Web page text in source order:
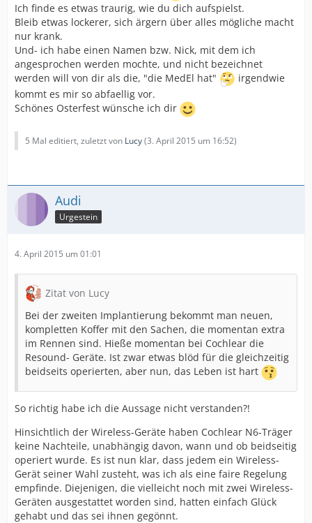
Ich finde es etwas traurig, wie du dich aufspielst.
Bleib etwas lockerer, sich ärgern über alles mögliche macht
nur krank.
Und- ich habe einen Namen bzw. Nick, mit dem ich
angesprochen werden mochte, und nicht bezeichnet
werden will von dir als die, "die MedEl hat"
irgendwie
kommt es mir so abfaellig vor.
Schönes Osterfest wünsche ich dir
5 Mal editiert, zuletzt von Lucy(3. April 2015 um 16:52)
Audi
Urgestein
4. April 2015 um 01:01
Zitat von Lucy
Bei der zweiten Implantierung bekommt man neuen,
kompletten Koffer mit den Sachen, die momentan extra
im Rennen sind. Hieße momentan bei Cochlear die
Resound- Geräte. Ist zwar etwas blöd für die gleichzeitig
beidseits operierten, aber nun, das Leben ist hart
So richtig habe ich die Aussage nicht verstanden?!
Hinsichtlich der Wireless-Geräte haben Cochlear N6-Träger
keine Nachteile, unabhängig davon, wann und ob beidseitig
operiert wurde. Es ist nun klar, dass jedem ein Wireless-
Gerät seiner Wahl zusteht, was ich als eine faire Regelung
empfinde. Diejenigen, die vielleicht noch mit zwei Wireless-
Geräten ausgestattet worden sind, hatten einfach Glück
gehabt und das sei ihnen gegönnt.